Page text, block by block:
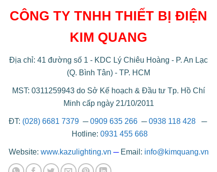
CÔNG TY TNHH THIẾT BỊ ĐIỆN
KIM QUANG
Địa chỉ: 41 đường số 1 - KDC Lý Chiêu Hoàng - P. An Lạc
(Q. Bình Tân) - TP. HCM
MST: 0311259943 do Sở Kế hoạch & Đầu tư Tp. Hồ Chí
Minh cấp ngày 21/10/2011
ĐT: (028) 6681 7379 ─0909 635 266─0938 118 428─
Hotline: 0931 455 668
Website: www.kazulighting.vn ─ Email: info@kimquang.vn